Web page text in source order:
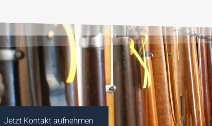
Jetzt Kontakt aufnehmen